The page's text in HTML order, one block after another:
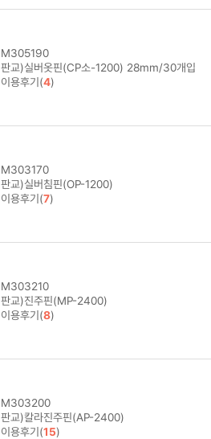
M305190
판교)실버옷핀(CP소-1200) 28mm/30개입
이용후기(4)
M303170
판교)실버침핀(OP-1200)
이용후기(7)
M303210
판교)진주핀(MP-2400)
이용후기(8)
M303200
판교)칼라진주핀(AP-2400)
이용후기(15)